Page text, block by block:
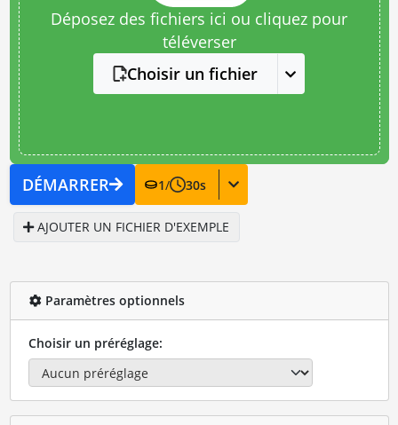
Déposez des fichiers ici ou cliquez pour
téléverser
Choisir un fichier
DÉMARRER 1/ 30s
AJOUTER UN FICHIER D'EXEMPLE
Paramètres optionnels
Choisir un préréglage: